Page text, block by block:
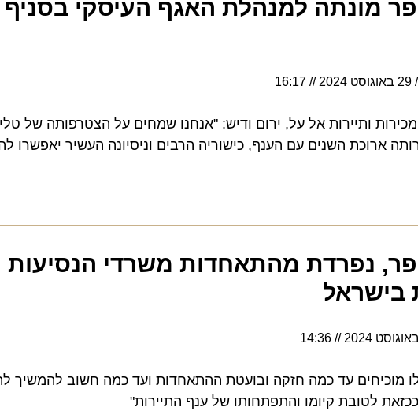
מונתה למנהלת האגף העיסקי בסניף
16:17
ותיירות אל על, ירום ודיש: "אנחנו שמחים על הצטרפותה של טלי
ארוכת השנים עם הענף, כישוריה הרבים וניסיונה העשיר יאפשרו לה
נפרדת מהתאחדות משרדי הנסיעות
14:36
עד כמה חזקה ובועטת ההתאחדות ועד כמה חשוב להמשיך
לטובת קיומו והתפתחותו של ענף התיירות"